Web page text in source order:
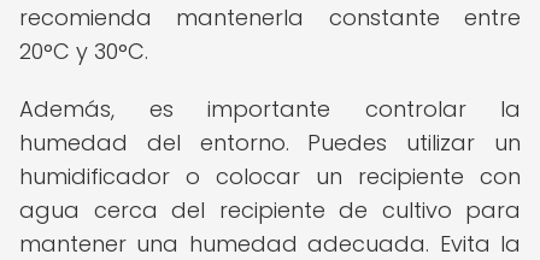
recomienda mantenerla constante entre
20°C y 30°C.
Además, es importante controlar la
humedad del entorno. Puedes utilizar un
humidificador o colocar un recipiente con
agua cerca del recipiente de cultivo para
mantener una humedad adecuada. Evita la